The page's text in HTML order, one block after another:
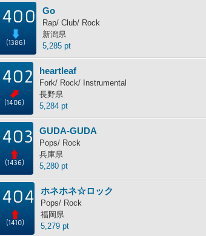
(1386)
Go
Rap/ Club/ Rock
新潟県
5,285 pt
(1406)
heartleaf
Fork/ Rock/ Instrumental
長野県
5,284 pt
(1436)
GUDA-GUDA
Pops/ Rock
兵庫県
5,280 pt
(1410)
ホネホネ☆ロック
Pops/ Rock
福岡県
5,279 pt